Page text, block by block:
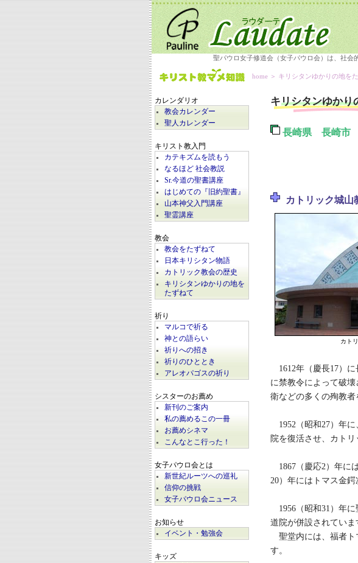
聖パウロ女子修道会（女子パウロ会）は、社会
カレンダリオ
教会カレンダー
聖人カレンダー
キリスト教入門
カテキズムを読もう
なるほど 社会教説
Sr.今道の聖書講座
はじめての『旧約聖書』
山本神父入門講座
聖霊講座
教会
教会をたずねて
日本キリシタン物語
カトリック教会の歴史
キリシタンゆかりの地を
たずねて
祈り
マルコで祈る
神との語らい
祈りへの招き
祈りのひととき
アレオパゴスの祈り
シスターのお薦め
新刊のご案内
私の薦めるこの一冊
お薦めシネマ
こんなとこ行った！
女子パウロ会とは
新世紀ルーツへの巡礼
信仰の挑戦
女子パウロ会ニュース
お知らせ
イベント・勉強会
キッズ
home ＞ キリシタンゆかりの地を
キリシタンゆかり
長崎県 長崎市
カトリック城山
カト
1612年（慶長17）
に禁教令によって破
衛などの多くの殉教者
1952（昭和27）年に
院を復活させ、カトリ
1867（慶応2）年に
20）年にはトマス金
1956（昭和31）年
道院が併設されていま
聖堂内には、福者ト
す。